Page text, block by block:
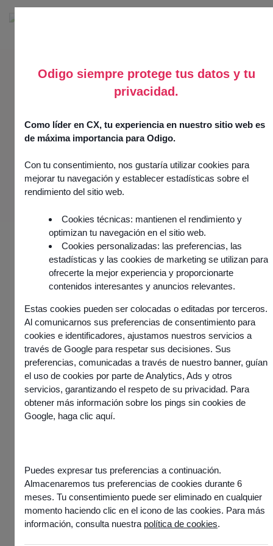
Odigo siempre protege tus datos y tu
privacidad.
Como líder en CX, tu experiencia en nuestro sitio web es
de máxima importancia para Odigo.
Con tu consentimiento, nos gustaría utilizar cookies para
mejorar tu navegación y establecer estadísticas sobre el
rendimiento del sitio web.
Cookies técnicas: mantienen el rendimiento y
optimizan tu navegación en el sitio web.
Cookies personalizadas: las preferencias, las
estadísticas y las cookies de marketing se utilizan para
ofrecerte la mejor experiencia y proporcionarte
contenidos interesantes y anuncios relevantes.
Estas cookies pueden ser colocadas o editadas por terceros.
Al comunicarnos sus preferencias de consentimiento para
cookies e identificadores, ajustamos nuestros servicios a
través de Google para respetar sus decisiones. Sus
preferencias, comunicadas a través de nuestro banner, guían
el uso de cookies por parte de Analytics, Ads y otros
servicios, garantizando el respeto de su privacidad. Para
obtener más información sobre los pings sin cookies de
Google, haga clic aquí.
Puedes expresar tus preferencias a continuación.
Almacenaremos tus preferencias de cookies durante 6
meses. Tu consentimiento puede ser eliminado en cualquier
momento haciendo clic en el icono de las cookies. Para más
información, consulta nuestra política de cookies.
AUTOMATISATION & IA
Orchestrez des parcours
et à l’automatisation
agents en temps réel et analysez chaque interaction
client à l’aide d’une plateforme omnicanale combinant IA
conversationnelle, IA générative et analyse avancée des
conversations
La solution Odigo permet d’orchestrer l’ensemble des
réduire les temps de traitement et augmenter la
productivité des équipes
Demander une démo
L’automatisation renforce
les capacités de
l’entreprise à tous les